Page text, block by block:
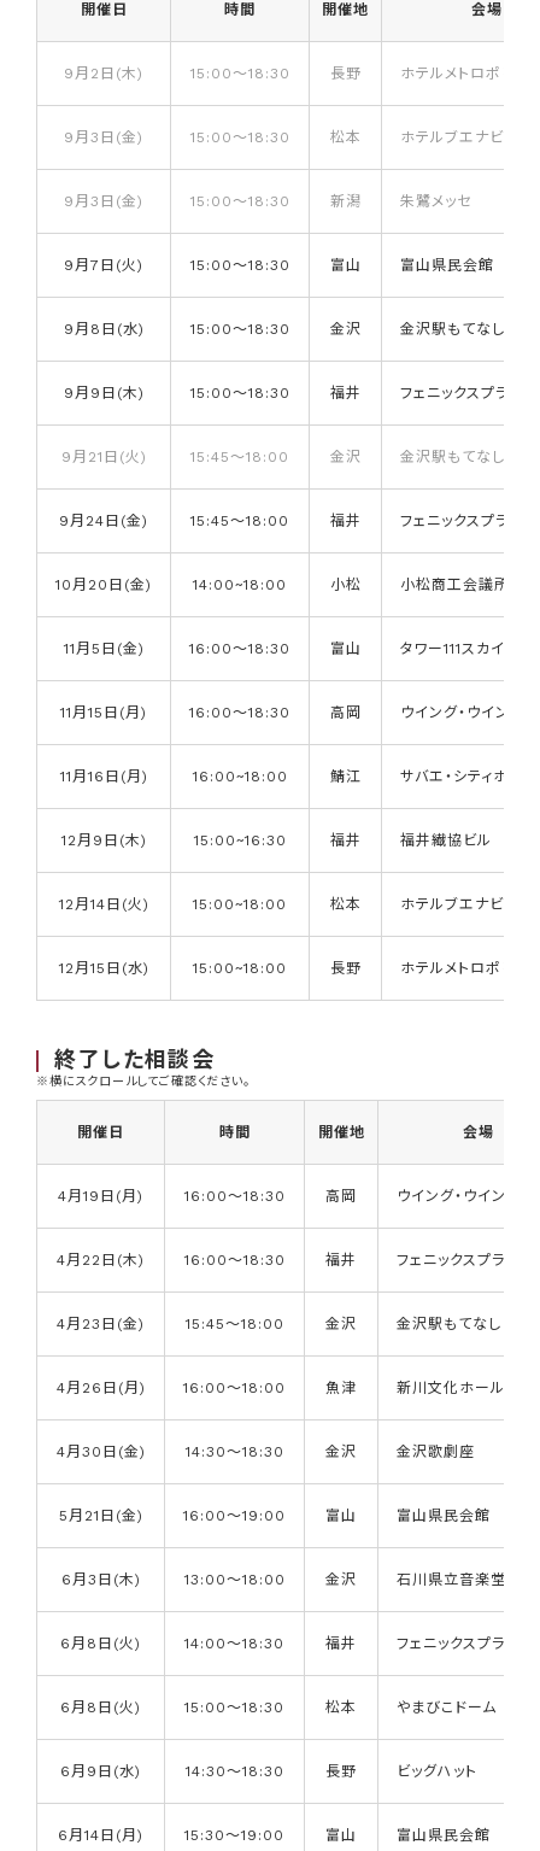
開催日 時間 開催地 会場
9月2日(木) 15:00～18:30 長野 ホテルメトロポリタ
9月3日(金) 15:00～18:30 松本 ホテルブエナビスタ
9月3日(金) 15:00～18:30 新潟 朱鷺メッセ
9月7日(火) 15:00～18:30 富山 富山県民会館
9月8日(水) 15:00～18:30 金沢 金沢駅もてなしドー
9月9日(木) 15:00～18:30 福井 フェニックスプラザ
9月21日(火) 15:45～18:00 金沢 金沢駅もてなしドー
9月24日(金) 15:45～18:00 福井 フェニックスプラザ
10月20日(金) 14:00~18:00 小松 小松商工会議所
11月5日(金) 16:00～18:30 富山 タワー111スカイホー
11月15日(月) 16:00～18:30 高岡 ウイング・ウイング
11月16日(月) 16:00~18:00 鯖江 サバエ・シティホテル
12月9日(木) 15:00~16:30 福井 福井繊協ビル
12月14日(火) 15:00~18:00 松本 ホテルブエナビスタ
12月15日(水) 15:00~18:00 長野 ホテルメトロポリタ
終了した相談会
※横にスクロールしてご確認ください。
開催日 時間 開催地 会場
4月19日(月) 16:00～18:30 高岡 ウイング・ウイング
4月22日(木) 16:00～18:30 福井 フェニックスプラザ
4月23日(金) 15:45～18:00 金沢 金沢駅もてなしドー
4月26日(月) 16:00～18:00 魚津 新川文化ホール
4月30日(金) 14:30～18:30 金沢 金沢歌劇座
5月21日(金) 16:00～19:00 富山 富山県民会館
6月3日(木) 13:00～18:00 金沢 石川県立音楽堂
6月8日(火) 14:00～18:30 福井 フェニックスプラザ
6月8日(火) 15:00～18:30 松本 やまびこドーム
6月9日(水) 14:30～18:30 長野 ビッグハット
6月14日(月) 15:30～19:00 富山 富山県民会館